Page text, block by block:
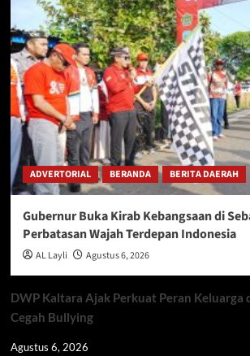
ADVERTORIAL BERANDA BERITA DAERAH
Gubernur Buka Kirab Kebangsaan di
Perbatasan Wajah Terdepan Indonesia
AL Layli Agustus 6, 2026
DWP Kaltara Ajak Perkuat Peran Keluarga
Cegah Bullying
Agustus 6, 2026